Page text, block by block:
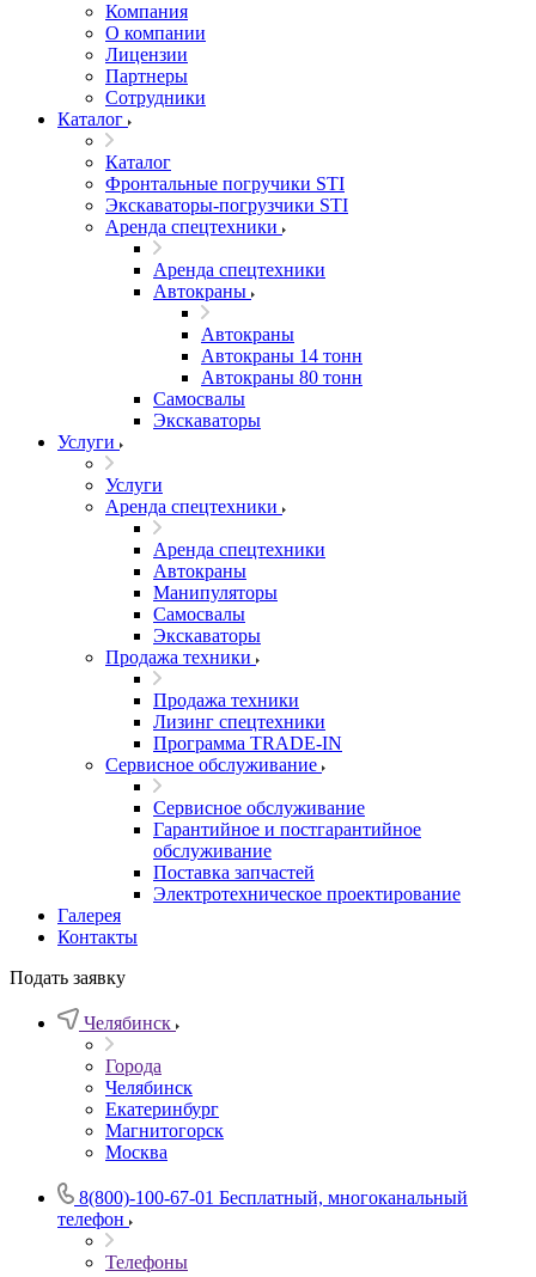
Компания
О компании
Лицензии
Партнеры
Сотрудники
Каталог
Каталог
Фронтальные погручики STI
Экскаваторы-погрузчики STI
Аренда спецтехники
Аренда спецтехники
Автокраны
Автокраны
Автокраны 14 тонн
Автокраны 80 тонн
Самосвалы
Экскаваторы
Услуги
Услуги
Аренда спецтехники
Аренда спецтехники
Автокраны
Манипуляторы
Самосвалы
Экскаваторы
Продажа техники
Продажа техники
Лизинг спецтехники
Программа TRADE-IN
Сервисное обслуживание
Сервисное обслуживание
Гарантийное и постгарантийное
обслуживание
Поставка запчастей
Электротехническое проектирование
Галерея
Контакты
Подать заявку
Челябинск
Города
Челябинск
Екатеринбург
Магнитогорск
Москва
8(800)-100-67-01 Бесплатный, многоканальный
телефон
Телефоны